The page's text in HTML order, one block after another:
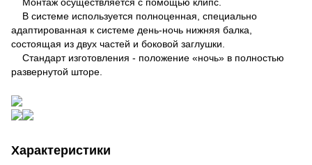
Монтаж осуществляется с помощью клипс.
В системе используется полноценная, специально
адаптированная к системе день-ночь нижняя балка,
состоящая из двух частей и боковой заглушки.
Стандарт изготовления - положение «ночь» в полностью
развернутой шторе.
Характеристики